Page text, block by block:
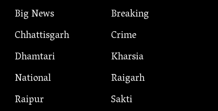
Big News
Breaking
Chhattisgarh
Crime
Dhamtari
Kharsia
National
Raigarh
Raipur
Sakti